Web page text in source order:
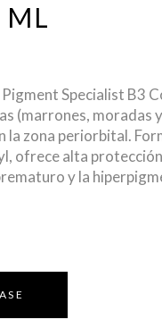
ML
Specialist B3
(marrones, moradas
la zona periorbital.
ofrece alta
y la